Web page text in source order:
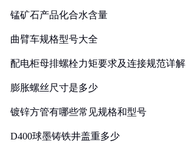
锰矿石产品化合水含量
曲臂车规格型号大全
配电柜母排螺栓力矩要求及连接规范详解
膨胀螺丝尺寸是多少
镀锌方管有哪些常见规格和型号
D400球墨铸铁井盖重多少